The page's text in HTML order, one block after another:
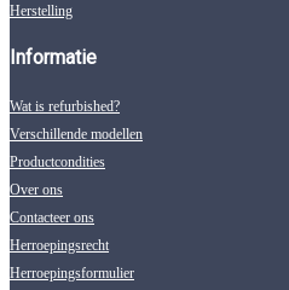
Herstelling
Informatie
Wat is refurbished?
Verschillende modellen
Productcondities
Over ons
Contacteer ons
Herroepingsrecht
Herroepingsformulier